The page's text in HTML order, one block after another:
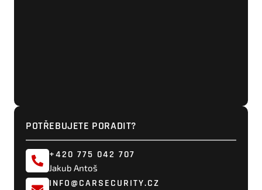
POTŘEBUJETE PORADIT?
+420 775 042 707
Jakub Antoš
INFO@CARSECURITY.CZ